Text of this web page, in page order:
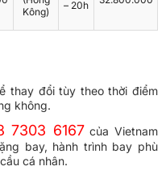
Kông)
– 20h
thay đổi tùy theo thời điểm
không.
7303 6167 của Vietnam
bay, hành trình bay phù
cá nhân.